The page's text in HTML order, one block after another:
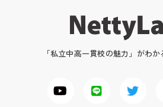
「私立中高一貫校の魅力」がわ